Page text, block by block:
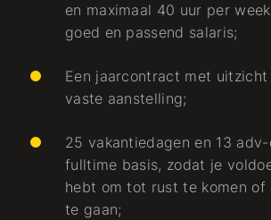
en maximaal 40 uur per
goed en passend salaris;
Een jaarcontract met uitzicht
vaste aanstelling;
25 vakantiedagen en 13
fulltime basis, zodat je
hebt om tot rust te komen of
te gaan;